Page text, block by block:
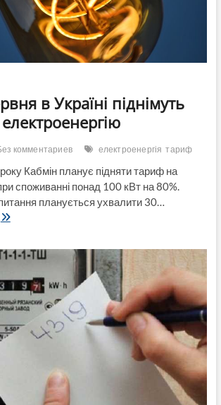
Укренерго
в Україні піднімуть
комментариев електроенергія тариф
Кабмін планує підняти тариф на
споживанні понад 100 кВт на 80%.
планується ухвалити 30…